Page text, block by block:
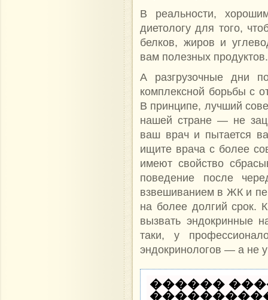
В реальности,
диетологу для того,
белков, жиров и
вам полезных продуктов.
А разгрузочные дни
комплексной борьбы с
В принципе, лучший
нашей стране — не
ваш врач и пытается
ищите врача с более
имеют свойство
поведение после
взвешиванием в ЖК и
на более долгий срок.
вызвать эндокринные
таки, у
эндокринологов — а не
������